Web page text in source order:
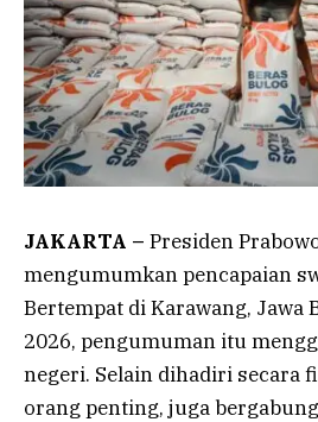
JAKARTA – Presiden
mengumumkan pencapaian
Bertempat di Karawang, Jawa
2026, pengumuman itu
negeri. Selain dihadiri secara
orang penting, juga